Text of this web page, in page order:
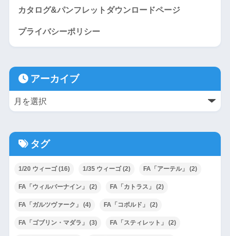
カタログ&パンフレットダウンロードページ
プライバシーポリシー
アーカイブ
タグ
1/20 ウィーゴ(16) 1/35 ウィーゴ(2) FA「アーテル」 (2)
FA「ウィルバーナイン」 (2) FA「カトラス」 (2)
FA「ガルツヴァーク」 (4) FA「コボルド」 (2)
FA「ゴブリン・マダラ」 (3) FA「スティレット」 (2)